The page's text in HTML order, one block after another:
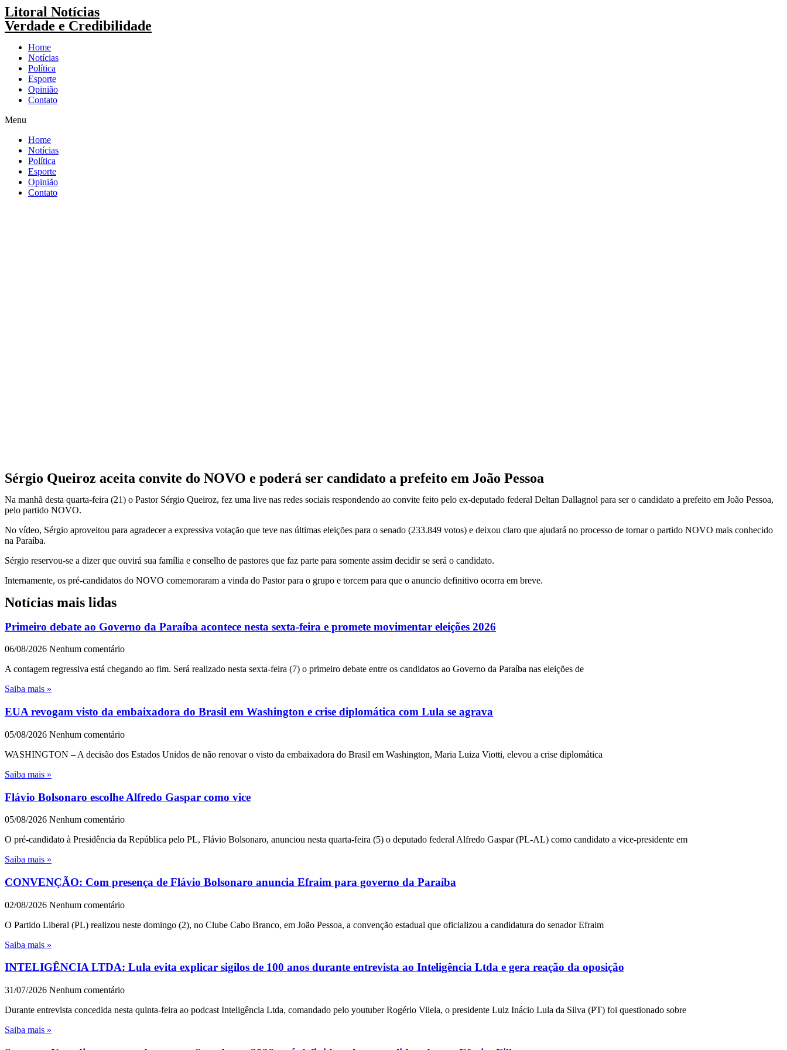
Pular
para
o
Litoral Notícias
Verdade e Credibilidade
Home
Notícias
Política
Esporte
Opinião
Contato
Menu
Home
Notícias
Política
Esporte
Opinião
Contato
Sérgio Queiroz aceita convite do NOVO e poderá ser candidato a prefeito em João Pessoa
Na manhã desta quarta-feira (21) o Pastor Sérgio Queiroz, fez uma live nas redes sociais respondendo ao convite feito pelo ex-deputado federal Deltan Dallagnol para ser o candidato a prefeito em João Pessoa,
pelo partido NOVO.
No vídeo, Sérgio aproveitou para agradecer a expressiva votação que teve nas últimas eleições para o senado (233.849 votos) e deixou claro que ajudará no processo de tornar o partido NOVO mais conhecido
na Paraíba.
Sérgio reservou-se a dizer que ouvirá sua família e conselho de pastores que faz parte para somente assim decidir se será o candidato.
Internamente, os pré-candidatos do NOVO comemoraram a vinda do Pastor para o grupo e torcem para que o anuncio definitivo ocorra em breve.
Notícias mais lidas
Primeiro debate ao Governo da Paraíba acontece nesta sexta-feira e promete movimentar eleições 2026
06/08/2026 Nenhum comentário
A contagem regressiva está chegando ao fim. Será realizado nesta sexta-feira (7) o primeiro debate entre os candidatos ao Governo da Paraíba nas eleições de
Saiba mais »
EUA revogam visto da embaixadora do Brasil em Washington e crise diplomática com Lula se agrava
05/08/2026 Nenhum comentário
WASHINGTON – A decisão dos Estados Unidos de não renovar o visto da embaixadora do Brasil em Washington, Maria Luiza Viotti, elevou a crise diplomática
Saiba mais »
Flávio Bolsonaro escolhe Alfredo Gaspar como vice
05/08/2026 Nenhum comentário
O pré-candidato à Presidência da República pelo PL, Flávio Bolsonaro, anunciou nesta quarta-feira (5) o deputado federal Alfredo Gaspar (PL-AL) como candidato a vice-presidente em
Saiba mais »
CONVENÇÃO: Com presença de Flávio Bolsonaro anuncia Efraim para governo da Paraíba
02/08/2026 Nenhum comentário
O Partido Liberal (PL) realizou neste domingo (2), no Clube Cabo Branco, em João Pessoa, a convenção estadual que oficializou a candidatura do senador Efraim
Saiba mais »
INTELIGÊNCIA LTDA: Lula evita explicar sigilos de 100 anos durante entrevista ao Inteligência Ltda e gera reação da oposição
31/07/2026 Nenhum comentário
Durante entrevista concedida nesta quinta-feira ao podcast Inteligência Ltda, comandado pelo youtuber Rogério Vilela, o presidente Luiz Inácio Lula da Silva (PT) foi questionado sobre
Saiba mais »